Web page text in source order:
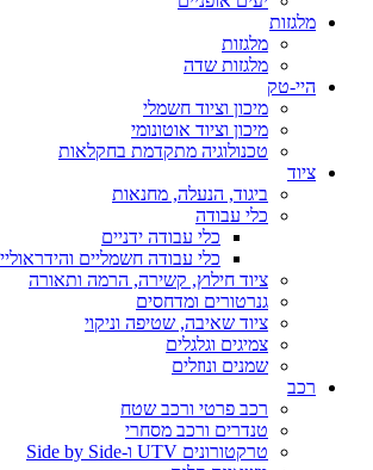
מלגזות
מלגזות
מלגזות שדה
היי-טק
מיכון וציוד חשמלי
מיכון וציוד אוטונומי
טכנולוגיה מתקדמת בחקלאות
ציוד
ביגוד, הנעלה, מחנאות
כלי עבודה
כלי עבודה ידניים
כלי עבודה חשמליים והידראוליים
ציוד חילוץ, קשירה, הרמה ותאורה
גנרטורים ומדחסים
ציוד שאיבה, שטיפה וניקוי
צמיגים וגלגלים
שמנים ונוזלים
רכב
רכב פרטי ורכב שטח
טנדרים ורכב מסחרי
טרקטורונים UTV ו-Side by Side